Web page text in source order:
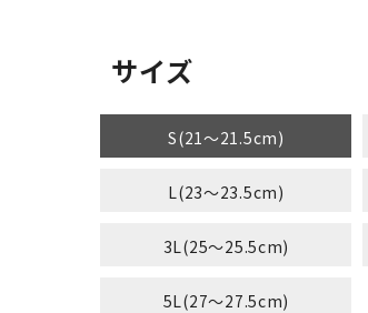
サイズ
S(21～21.5cm)
L(23～23.5cm)
3L(25～25.5cm)
5L(27～27.5cm)